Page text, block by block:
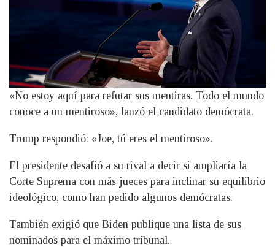
«No estoy aquí para refutar sus mentiras. Todo el mundo
conoce a un mentiroso», lanzó el candidato demócrata.
Trump respondió: «Joe, tú eres el mentiroso».
El presidente desafió a su rival a decir si ampliaría la
Corte Suprema con más jueces para inclinar su equilibrio
ideológico, como han pedido algunos demócratas.
También exigió que Biden publique una lista de sus
nominados para el máximo tribunal.